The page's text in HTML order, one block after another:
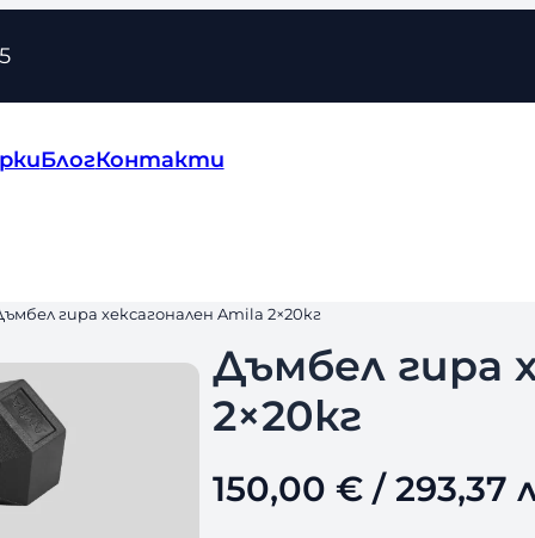
БлогКонтакти
гира хексагонален Amila 2×20кг
Дъмбел гира
2×20кг
150,00 €/ 293,37